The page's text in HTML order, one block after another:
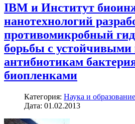
IBM и Институт
нанотехнологий
противомикробный
борьбы с устойчивыми
антибиотикам
биопленками
Категория: Наука и образование
Дата: 01.02.2013